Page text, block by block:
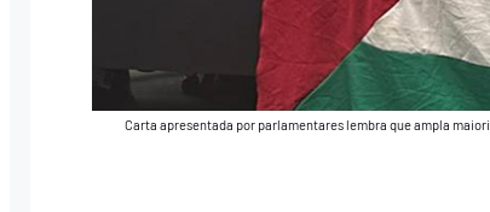
Carta apresentada por parlamentares lembra que ampla